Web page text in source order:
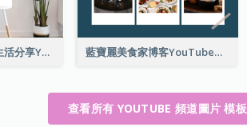
棕色主頁照片日常生活分享YouTube頻道圖片 藍寶麗美食家博客YouTube頻道圖片
查看所有 YOUTUBE 頻道圖片 模板